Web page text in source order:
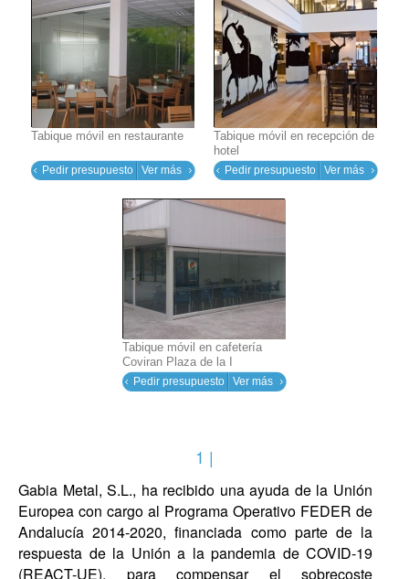
Tabique móvil en restaurante
Pedir presupuesto Ver más
Tabique móvil en recepción de
hotel
Pedir presupuesto Ver más
Tabique móvil en cafetería
Coviran Plaza de la I
Pedir presupuesto Ver más
1 |
Gabia Metal, S.L., ha recibido una ayuda de la Unión
Europea con cargo al Programa Operativo FEDER de
Andalucía 2014-2020, financiada como parte de la
respuesta de la Unión a la pandemia de COVID-19
(REACT-UE), para compensar el sobrecoste